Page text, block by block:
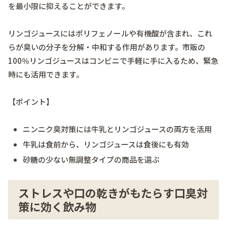
を最小限に抑えることができます。
リンゴジュースにはポリフェノールや有機酸が含まれ、これ
らが臭いの分子を分解・中和する作用があります。市販の
100％リンゴジュースはコンビニで手軽に手に入るため、緊急
時にも活用できます。
【ポイント】
ニンニク臭対策には牛乳とリンゴジュースの両方を活用
牛乳は食前から、リンゴジュースは食後にも有効
砂糖の少ない無調整タイプの商品を選ぶ
ストレスや口の乾きがもたらす口臭対
策に効く飲み物